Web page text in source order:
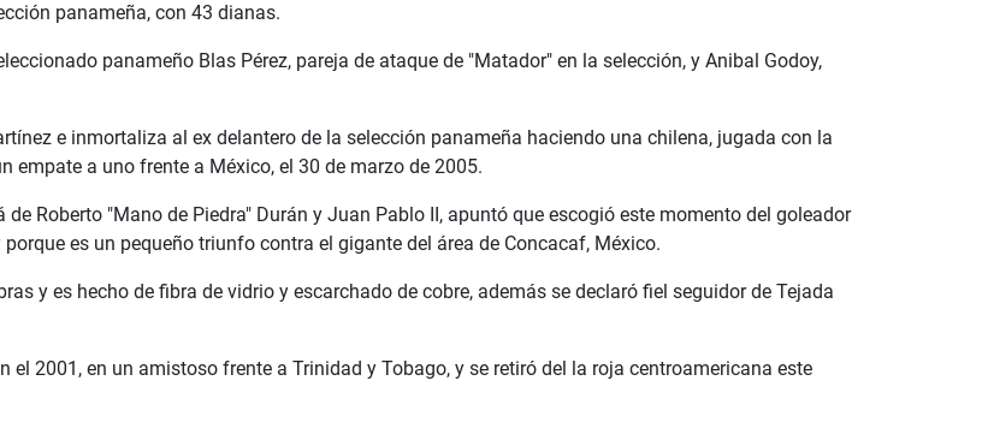
panameña, con 43 dianas.
panameño Blas Pérez, pareja de ataque de "Matador" en la selección, y Anibal Godoy,
e inmortaliza al ex delantero de la selección panameña haciendo una chilena, jugada con la
empate a uno frente a México, el 30 de marzo de 2005.
Roberto "Mano de Piedra" Durán y Juan Pablo II, apuntó que escogió este momento del goleador
es un pequeño triunfo contra el gigante del área de Concacaf, México.
y es hecho de fibra de vidrio y escarchado de cobre, además se declaró fiel seguidor de Tejada
2001, en un amistoso frente a Trinidad y Tobago, y se retiró del la roja centroamericana este